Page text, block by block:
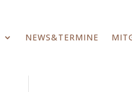
NEWS&TERMINE